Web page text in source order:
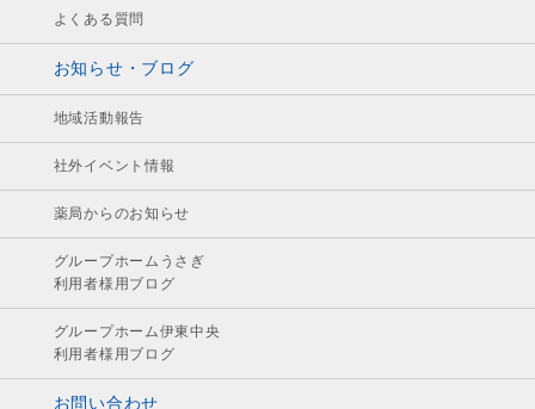
よくある質問
お知らせ・ブログ
地域活動報告
社外イベント情報
薬局からのお知らせ
グループホームうさぎ
利用者様用ブログ
グループホーム伊東中央
利用者様用ブログ
お問い合わせ